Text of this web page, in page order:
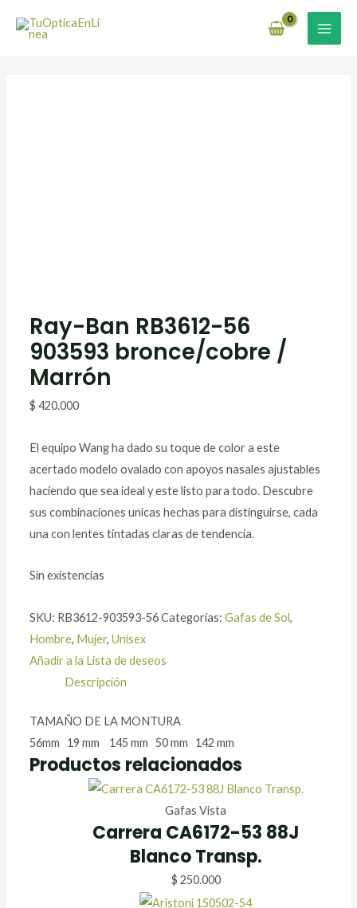
Ray-Ban RB3612-56
903593 bronce/cobre /
Marrón
$ 420.000
El equipo Wang ha dado su toque de color a este
acertado modelo ovalado con apoyos nasales ajustables
haciendo que sea ideal y este listo para todo. Descubre
sus combinaciones unicas hechas para distinguirse, cada
una con lentes tintadas claras de tendencia.
Sin existencias
SKU: RB3612-903593-56Categorías:Gafas de Sol,
Hombre, Mujer,Unisex
Añadir a la Lista de deseos
Descripción
TAMAÑO DE LA MONTURA
56mm 19 mm 145 mm 50 mm 142 mm
Productos relacionados
Gafas Vista
Carrera CA6172-53 88J
Blanco Transp.
$ 250.000